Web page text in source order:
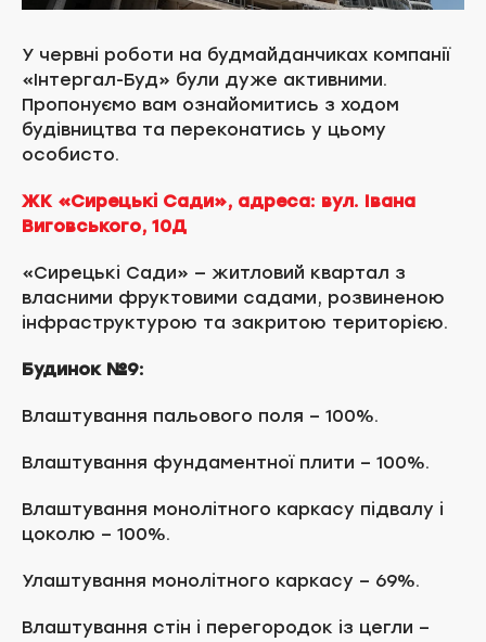
У червні роботи на будмайданчиках компанії
«Інтергал-Буд» були дуже активними.
Пропонуємо вам ознайомитись з ходом
будівництва та переконатись у цьому
особисто.
ЖК «Сирецькі Сади», адреса: вул. Івана
Виговського, 10Д
«Сирецькі Сади» — житловий квартал з
власними фруктовими садами, розвиненою
інфраструктурою та закритою територією.
Будинок №9:
Влаштування пальового поля – 100%.
Влаштування фундаментної плити – 100%.
Влаштування монолітного каркасу підвалу і
цоколю – 100%.
Улаштування монолітного каркасу – 69%.
Влаштування стін і перегородок із цегли –